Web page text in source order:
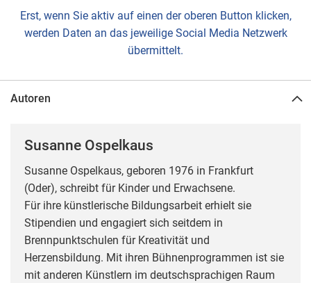
Erst, wenn Sie aktiv auf einen der oberen Button klicken,
werden Daten an das jeweilige Social Media Netzwerk
übermittelt.
Autoren
Susanne Ospelkaus
Susanne Ospelkaus, geboren 1976 in Frankfurt
(Oder), schreibt für Kinder und Erwachsene.
Für ihre künstlerische Bildungsarbeit erhielt sie
Stipendien und engagiert sich seitdem in
Brennpunktschulen für Kreativität und
Herzensbildung. Mit ihren Bühnenprogrammen ist sie
mit anderen Künstlern im deutschsprachigen Raum